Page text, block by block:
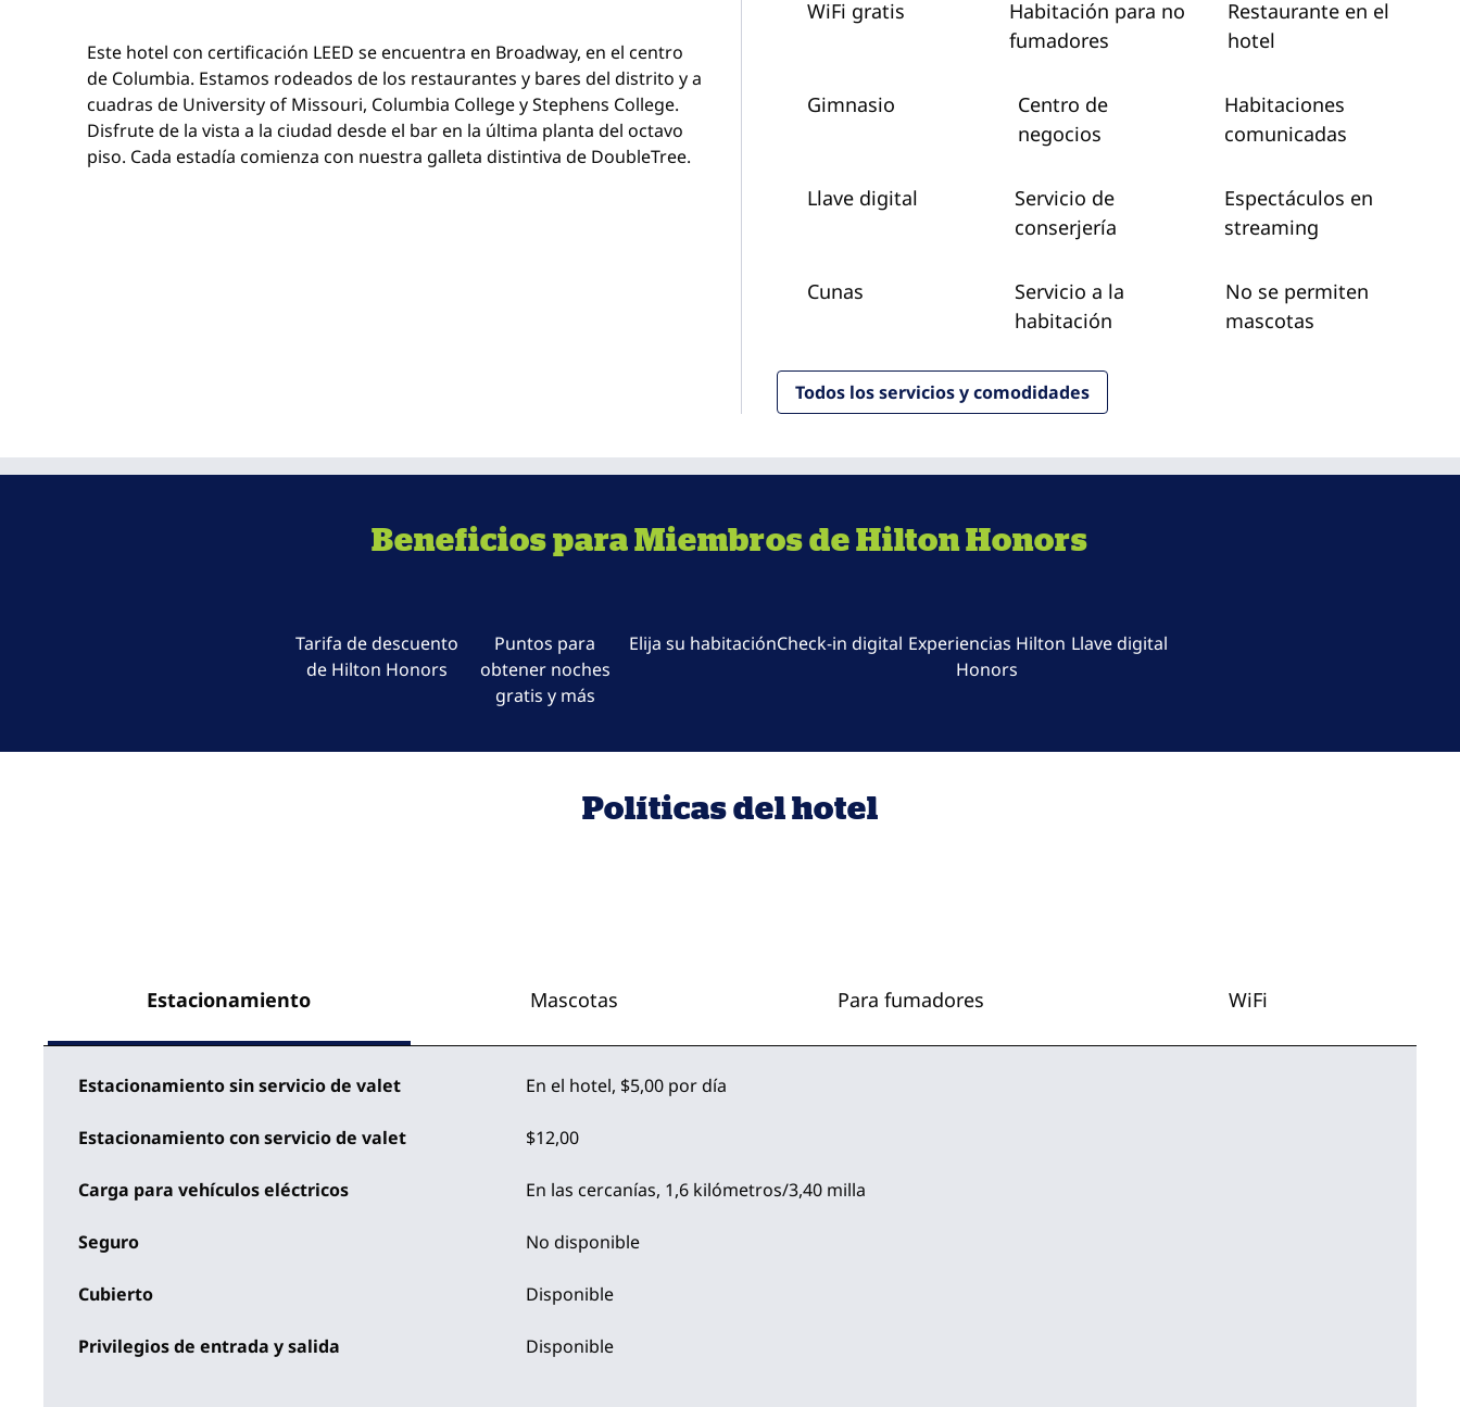
Este hotel con certificación LEED se encuentra en Broadway, en el centro
de Columbia. Estamos rodeados de los restaurantes y bares del distrito y a
cuadras de University of Missouri, Columbia College y Stephens College.
Disfrute de la vista a la ciudad desde el bar en la última planta del octavo
piso. Cada estadía comienza con nuestra galleta distintiva de DoubleTree.
WiFi gratis
Habitación para no
fumadores
Restaurante en el
hotel
Gimnasio
Centro de
negocios
Habitaciones
comunicadas
Llave digital
Servicio de
conserjería
Espectáculos en
streaming
Cunas
Servicio a la
habitación
No se permiten
mascotas
Todos los servicios y comodidades
Beneficios para Miembros de Hilton Honors
Tarifa de descuento
de Hilton Honors
Puntos para
obtener noches
gratis y más
Elija su habitaciónCheck-in digital Experiencias Hilton
Honors
Llave digital
Políticas del hotel
Estacionamiento Mascotas Para fumadores WiFi
Estacionamiento sin servicio de valet En el hotel, $5,00 por día
Estacionamiento con servicio de valet $12,00
Carga para vehículos eléctricos En las cercanías, 1,6 kilómetros/3,40 milla
Seguro No disponible
Cubierto Disponible
Privilegios de entrada y salida Disponible